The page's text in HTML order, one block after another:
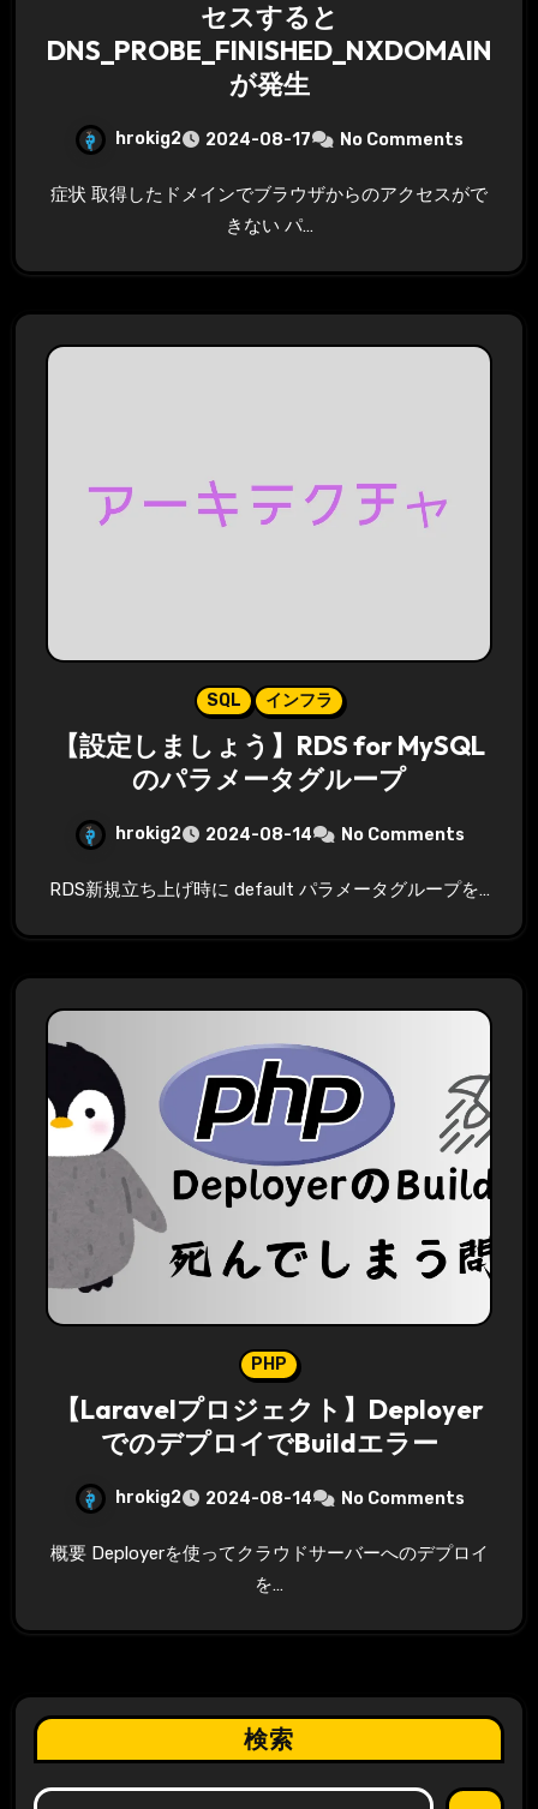
セスすると
DNS_PROBE_FINISHED_NXDOMAIN
が発生
hrokig2 2024-08-17 No Comments
症状 取得したドメインでブラウザからのアクセスがで
きない パ…
SQL インフラ
【設定しましょう】RDS for MySQL
のパラメータグループ
hrokig2 2024-08-14 No Comments
RDS新規立ち上げ時に default パラメータグループを…
PHP
【Laravelプロジェクト】Deployer
でのデプロイでBuildエラー
hrokig2 2024-08-14 No Comments
概要 Deployerを使ってクラウドサーバーへのデプロイ
を…
検索